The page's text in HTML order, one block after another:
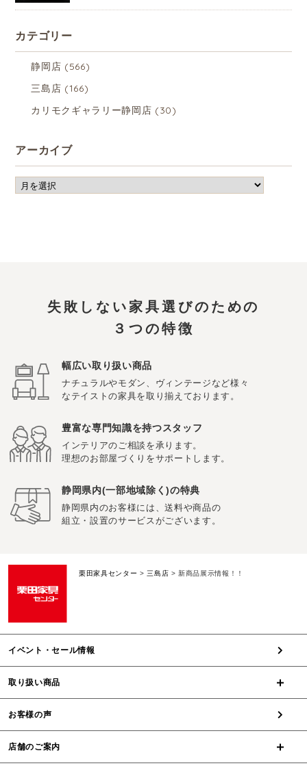
カテゴリー
静岡店 (566)
三島店 (166)
カリモクギャラリー静岡店 (30)
アーカイブ
失敗しない家具選びのための
３つの特徴
幅広い取り扱い商品
ナチュラルやモダン、ヴィンテージなど様々
なテイストの家具を取り揃えております。
豊富な専門知識を持つスタッフ
インテリアのご相談を承ります。
理想のお部屋づくりをサポートします。
静岡県内(一部地域除く)の特典
静岡県内のお客様には、送料や商品の
組立・設置のサービスがございます。
栗田家具センター > 三島店 >新商品展示情報！！
イベント・セール情報
取り扱い商品
お客様の声
店舗のご案内